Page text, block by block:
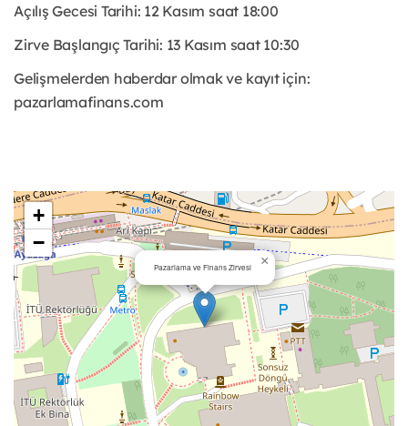
Açılış Gecesi Tarihi: 12 Kasım saat 18:00
Zirve Başlangıç Tarihi: 13 Kasım saat 10:30
Gelişmelerden haberdar olmak ve kayıt için:
pazarlamafinans.com
Pazarlama ve Finans Zirvesi ×
+
−